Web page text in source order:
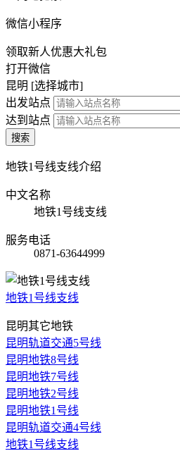
微信小程序
领取新人优惠大礼包
打开微信
昆明 [选择城市]
出发站点
达到站点
搜索
地铁1号线支线介绍
中文名称
地铁1号线支线
服务电话
0871-63644999
地铁1号线支线
昆明其它地铁
昆明轨道交通5号线
昆明地铁8号线
昆明地铁7号线
昆明地铁2号线
昆明地铁1号线
昆明轨道交通4号线
地铁1号线支线